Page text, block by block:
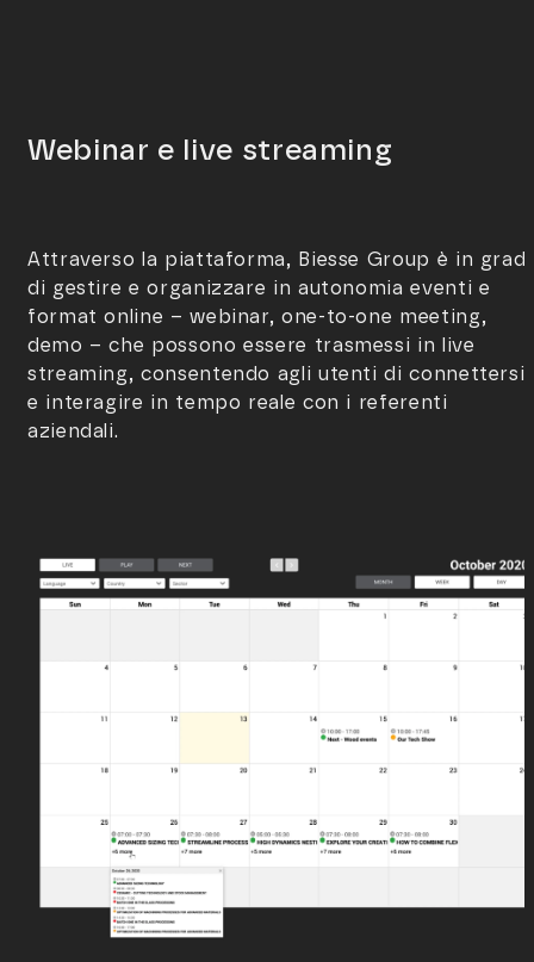
Webinar e live streaming
Attraverso la piattaforma, Biesse Group è in
di gestire e organizzare in autonomia eventi e
format online – webinar, one-to-one meeting,
demo – che possono essere trasmessi in live
streaming, consentendo agli utenti di connettersi
e interagire in tempo reale con i referenti
aziendali.